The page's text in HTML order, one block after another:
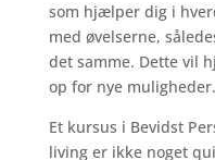
som hjælper dig i
med øvelserne,
det samme. Dette vil
op for nye muligheder.
Et kursus i Bevidst
living er ikke noget